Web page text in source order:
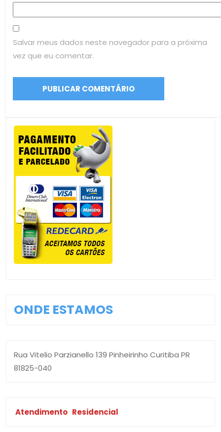
Salvar meus dados neste navegador para a próxima
vez que eu comentar.
ONDE ESTAMOS
Rua Vitelio Parzianello 139 Pinheirinho Curitiba PR
81825-040
Atendimento Residencial